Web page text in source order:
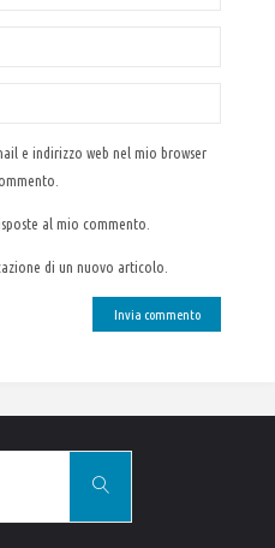
e indirizzo web nel mio browser
al mio commento.
di un nuovo articolo.
Cerca